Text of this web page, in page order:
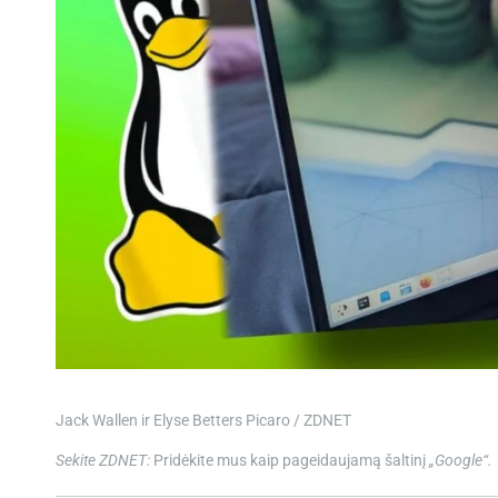
Jack Wallen ir Elyse Betters Picaro / ZDNET
Sekite ZDNET: Pridėkite mus kaip pageidaujamą šaltinį„Google“.